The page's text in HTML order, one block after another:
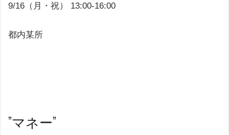
9/16（月・祝） 13:00-16:00
都内某所
”マネー”